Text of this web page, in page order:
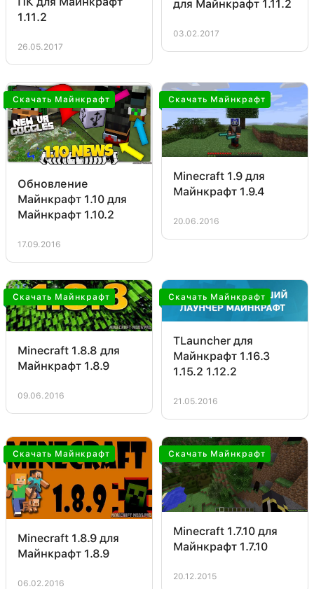
1.11.2
26.05.2017
для Майнкрафт 1.11.2
03.02.2017
Скачать Майнкрафт
Обновление
Майнкрафт 1.10 для
Майнкрафт 1.10.2
17.09.2016
Скачать Майнкрафт
Minecraft 1.9 для
Майнкрафт 1.9.4
20.06.2016
Скачать Майнкрафт
Minecraft 1.8.8 для
Майнкрафт 1.8.9
09.06.2016
Скачать Майнкрафт
TLauncher для
Майнкрафт 1.16.3
1.15.2 1.12.2
21.05.2016
Скачать Майнкрафт
Minecraft 1.8.9 для
Майнкрафт 1.8.9
06.02.2016
Скачать Майнкрафт
Minecraft 1.7.10 для
Майнкрафт 1.7.10
20.12.2015